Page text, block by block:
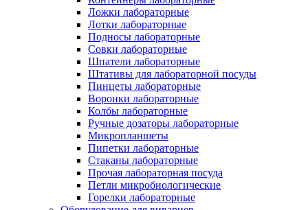
Ложки лабораторные
Лотки лабораторные
Подносы лабораторные
Совки лабораторные
Шпатели лабораторные
Штативы для лабораторной посуды
Пинцеты лабораторные
Воронки лабораторные
Колбы лабораторные
Ручные дозаторы лабораторные
Микропланшеты
Пипетки лабораторные
Стаканы лабораторные
Прочая лабораторная посуда
Петли микробиологические
Горелки лабораторные